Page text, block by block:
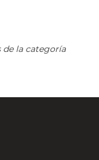
la categoría